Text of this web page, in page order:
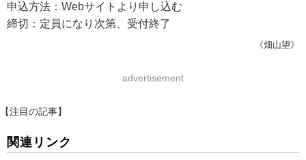
申込方法：Webサイトより申し込む
締切：定員になり次第、受付終了
《畑山望》
advertisement
【注目の記事】
関連リンク